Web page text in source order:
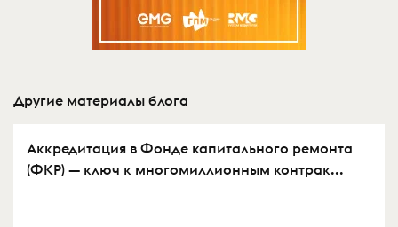
Другие материалы блога
Аккредитация в Фонде капитального ремонта
(ФКР) — ключ к многомиллионным контрак...